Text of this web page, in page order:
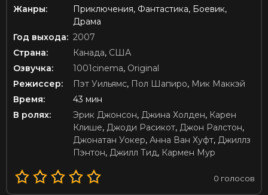
Жанры:
Приключения, Фантастика, Боевик,
Драма
Год выхода: 2007
Страна:
Канада, США
Озвучка:
1001cinema, Original
Режиссер:
Пэт Уильямс, Пол Шапиро, Мик Маккэй
Время:
43 мин
В ролях:
Эрик Джонсон, Джина Холден, Карен
Клише, Джоди Расикот, Джон Ралстон,
Джонатан Уокер, Анна Ван Хуфт, Джиллз
Пэнтон, Джилл Тид, Кармен Мур
0 голосов